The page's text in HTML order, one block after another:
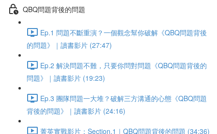
QBQ問題背後的問題
Ep.1 問題不斷重演？一個觀念幫你破解《QBQ問題背後
的問題》｜讀書影片 (27:47)
Ep.2 解決問題不難，只要你問對問題《QBQ問題背後的
問題》｜讀書影片 (19:23)
Ep.3 團隊問題一大堆？破解三方溝通的心態《QBQ問題
背後的問題》｜讀書影片 (24:16)
菁英實戰影片：Section.1｜QBQ問題背後的問題 (34:36)